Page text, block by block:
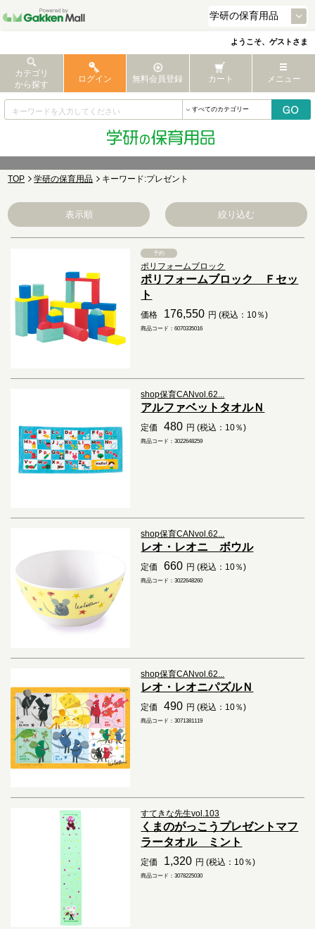
ようこそ、ゲストさま
カテゴリ
から探す
ログイン 無料会員登録 カート メニュー
TOP 学研の保育用品 キーワード:プレゼント
表示順 絞り込む
予約
ポリフォームブロック
ポリフォームブロック Ｆセッ
ト
価格 176,550 円 (税込：10％)
商品コード：6070335016
shop保育CANvol.62...
アルファベットタオルＮ
定価 480 円 (税込：10％)
商品コード：3022648259
shop保育CANvol.62...
レオ・レオニ ボウル
定価 660 円 (税込：10％)
商品コード：3022648260
shop保育CANvol.62...
レオ・レオニパズルＮ
定価 490 円 (税込：10％)
商品コード：3071381119
すてきな先生vol.103
くまのがっこうプレゼントマフ
ラータオル ミント
定価 1,320 円 (税込：10％)
商品コード：3078225030